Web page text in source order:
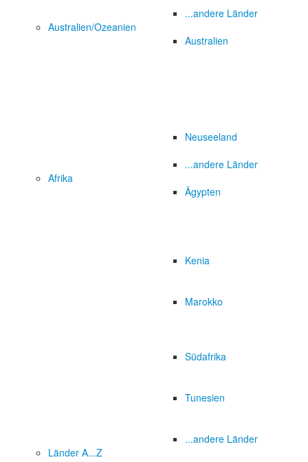
...andere Länder
Australien/Ozeanien
Australien
Neuseeland
...andere Länder
Afrika
Ägypten
Kenia
Marokko
Südafrika
Tunesien
...andere Länder
Länder A...Z